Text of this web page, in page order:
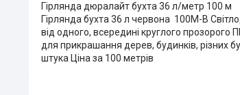
Гірлянда дюралайт бухта 36 л/метр 100 м
Гірлянда бухта 36 л червона 100М-В
від одного, всередині круглого
для прикрашання дерев, будинків, різних
штука Ціна за 100 метрів